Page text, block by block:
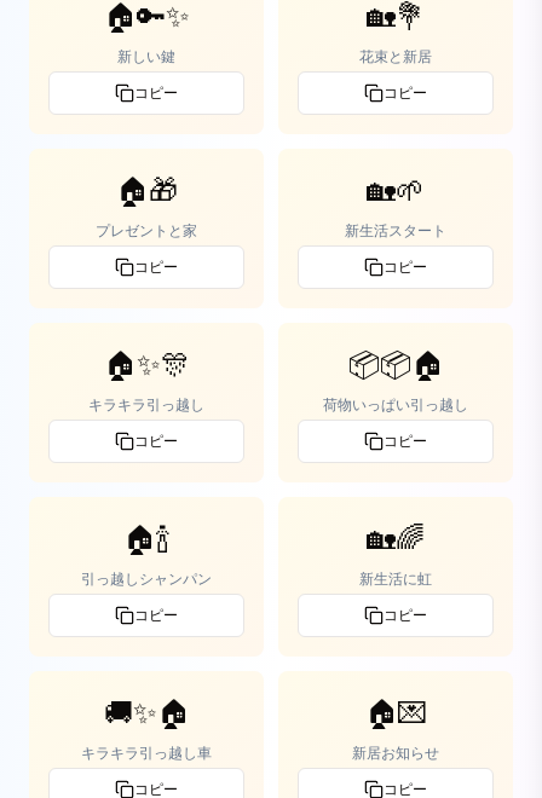
🏠🔑✨
新しい鍵
コピー
🏡💐
花束と新居
コピー
🏠🎁
プレゼントと家
コピー
🏡🌱
新生活スタート
コピー
🏠✨🎊
キラキラ引っ越し
コピー
📦📦🏠
荷物いっぱい引っ越し
コピー
🏠🍾
引っ越しシャンパン
コピー
🏡🌈
新生活に虹
コピー
🚚✨🏠
キラキラ引っ越し車
コピー
🏠💌
新居お知らせ
コピー